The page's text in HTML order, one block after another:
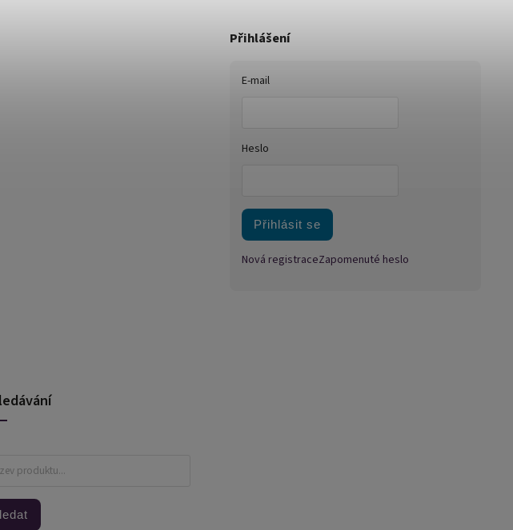
Přihlášení
E-mail
Heslo
Přihlásit se
Nová registraceZapomenuté heslo